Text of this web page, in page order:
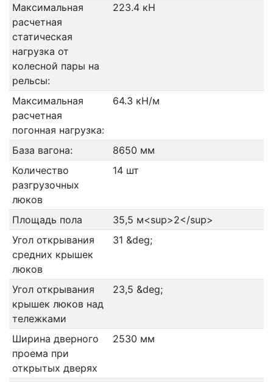
Максимальная
расчетная
статическая
нагрузка от
колесной пары на
рельсы:
223.4 кН
Максимальная
расчетная
погонная нагрузка:
64.3 кН/м
База вагона:
8650 мм
Количество
разгрузочных
люков
14 шт
Площадь пола
35,5 м<sup>2</sup>
Угол открывания
средних крышек
люков
31 &deg;
Угол открывания
крышек люков над
тележками
23,5 &deg;
Ширина дверного
проема при
открытых дверях
2530 мм